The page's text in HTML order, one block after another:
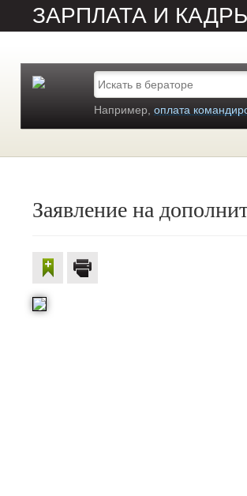
ЗАРПЛАТА И
Например, оплата
Заявление на